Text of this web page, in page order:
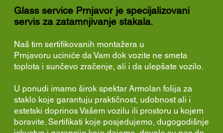
Glass service Prnjavor je specijalizovani
servis za zatamnjivanje stakala.
Naš tim sertifikovanih montažera u
Prnjavoru uciniće da Vam dok vozite ne smeta
toplota i sunčevo zračenje, ali i da ulepšate vozilo.
U ponudi imamo širok spektar Armolan folija za
staklo koje garantuju praktičnost, udobnost ali i
estetski doprinos Vašem vozilu ili prostoru u kojem
boravite. Sertifikati koje posjedujemo, dugogodišnje